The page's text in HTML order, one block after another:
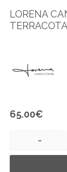
LORENA
TERRACOTA
65.00€
-